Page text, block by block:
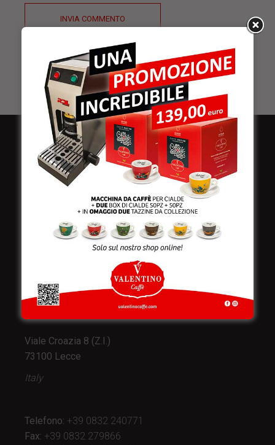
INVIA COMMENTO
Stabilimento
e produzione:
Viale Croazia 8 (Z.I.)
73100 Lecce
Italy
Telefono: +39 0832 240771
Fax: +39 0832 279866